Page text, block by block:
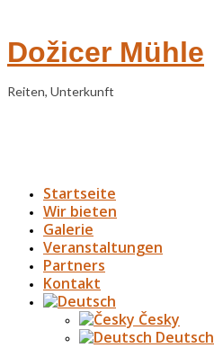
Dožicer Mühle
Reiten, Unterkunft
Startseite
Wir bieten
Galerie
Veranstaltungen
Partners
Kontakt
Česky
Deutsch